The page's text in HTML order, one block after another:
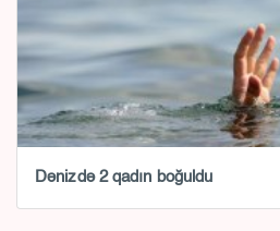
Dənizdə 2 qadın boğuldu